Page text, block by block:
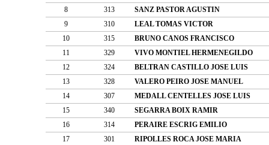
8
313
SANZ PASTOR AGUSTIN
9
310
LEAL TOMAS VICTOR
10
315
BRUNO CANOS FRANCISCO
11
329
VIVO MONTIEL HERMENEGILDO
12
324
BELTRAN CASTILLO JOSE LUIS
13
328
VALERO PEIRO JOSE MANUEL
14
307
MEDALL CENTELLES JOSE LUIS
15
340
SEGARRA BOIX RAMIR
16
314
PERAIRE ESCRIG EMILIO
17
301
RIPOLLES ROCA JOSE MARIA